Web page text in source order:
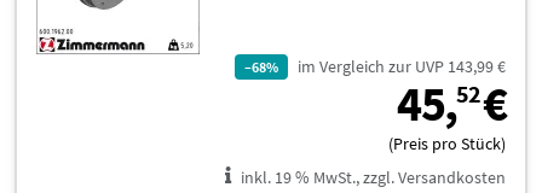
–68% im Vergleich zur UVP 143,99 €
45,52€
(Preis pro Stück)
inkl. 19 % MwSt., zzgl. Versandkosten